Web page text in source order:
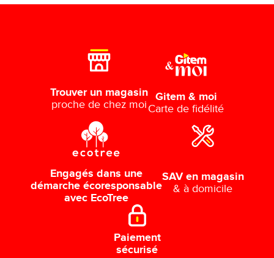
Trouver un magasin
proche de chez moi
Gitem & moi
Carte de fidélité
Engagés dans une
démarche écoresponsable
avec EcoTree
SAV en magasin
& à domicile
Paiement
sécurisé